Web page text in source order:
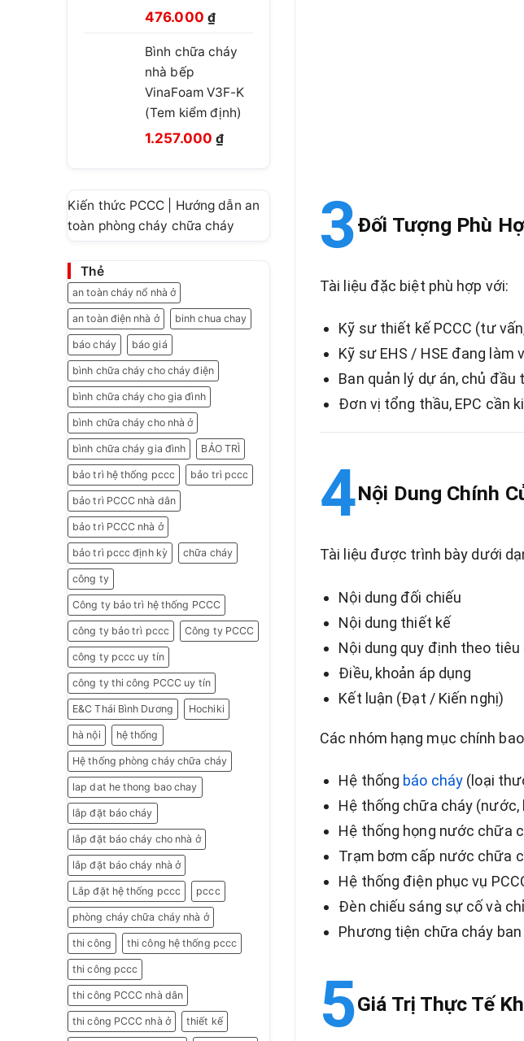
Giá
là:
780.000 ₫.
476.000 ₫Giá
tại
476.000 ₫.
Bình chữa cháy
nhà bếp
VinaFoam V3F-K
(Tem kiểm định)
Giá
1.499.999 ₫.
1.257.000 ₫Giá
là:
1.257.000 ₫.
Kiến thức PCCC | Hướng dẫn an
toàn phòng cháy chữa cháy
Thẻ
an toàn cháy nổ nhà ở
an toàn điện nhà ở binh chua chay
báo cháy báo giá
bình chữa cháy cho cháy điện
bình chữa cháy cho gia đình
bình chữa cháy cho nhà ở
bình chữa cháy gia đình BẢO TRÌ
bảo trì hệ thống pccc bảo trì pccc
bảo trì PCCC nhà dân
bảo trì PCCC nhà ở
bảo trì pccc định kỳ chữa cháy
công ty
Công ty bảo trì hệ thống PCCC
công ty bảo trì pccc Công ty PCCC
công ty pccc uy tín
công ty thi công PCCC uy tín
E&C Thái Bình Dương Hochiki
hà nội hệ thống
Hệ thống phòng cháy chữa cháy
lap dat he thong bao chay
lắp đặt báo cháy
lắp đặt báo cháy cho nhà ở
lắp đặt báo cháy nhà ở
Lắp đặt hệ thống pccc pccc
phòng cháy chữa cháy nhà ở
thi công thi công hệ thống pccc
thi công pccc
thi công PCCC nhà dân
thi công PCCC nhà ở thiết kế
Đối Tượng Phù
Tài liệu đặc biệt phù hợp với:
Kỹ sư thiết kế PCCC (tư
Kỹ sư EHS / HSE đang làm
Ban quản lý dự án, chủ
Đơn vị tổng thầu, EPC cần
Nội Dung Chính
Tài liệu được trình bày dưới
Nội dung đối chiếu
Nội dung thiết kế
Nội dung quy định theo tiêu
Điều, khoản áp dụng
Kết luận (Đạt / Kiến nghị)
Các nhóm hạng mục chính
Hệ thống báo cháy (loại
Hệ thống chữa cháy (nước,
Hệ thống họng nước chữa
Trạm bơm cấp nước chữa
Hệ thống điện phục vụ
Đèn chiếu sáng sự cố và
Phương tiện chữa cháy
Giá Trị Thực Tế